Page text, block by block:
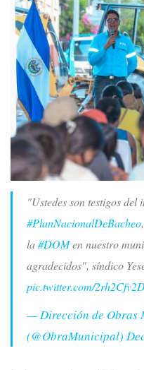
"Ustedes son testigos del
#PlanNacionalDeBacheo
la#DOMen nuestro
agradecidos", síndico
pic.twitter.com/
— Dirección de Obras
(@ObraMunicipal)